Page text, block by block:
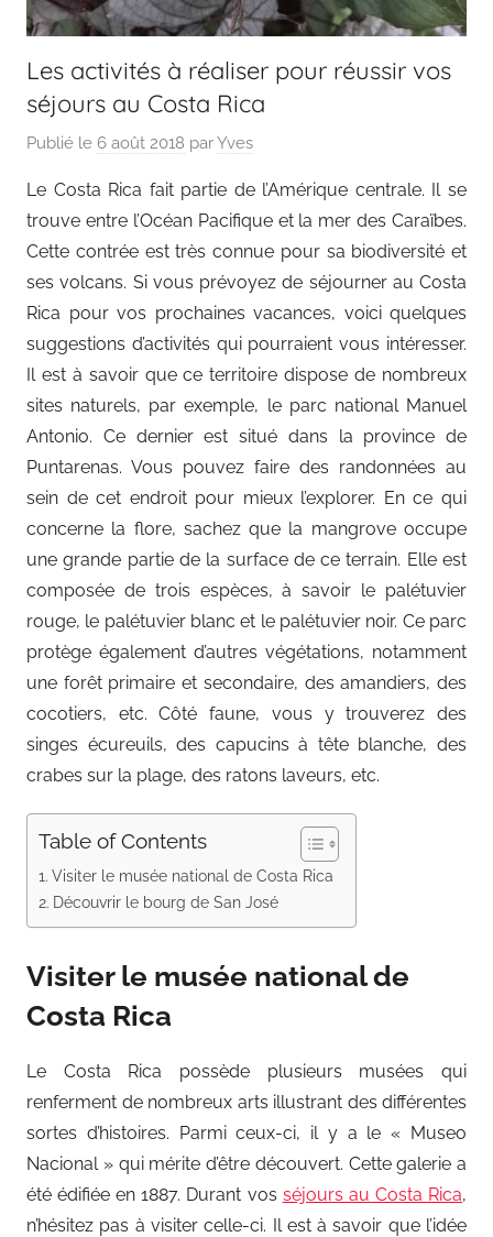
Les activités à réaliser pour réussir vos
séjours au Costa Rica
Publié le 6 août 2018 parYves
Le Costa Rica fait partie de l’Amérique centrale. Il se
trouve entre l’Océan Pacifique et la mer des Caraïbes.
Cette contrée est très connue pour sa biodiversité et
ses volcans. Si vous prévoyez de séjourner au Costa
Rica pour vos prochaines vacances, voici quelques
suggestions d’activités qui pourraient vous intéresser.
Il est à savoir que ce territoire dispose de nombreux
sites naturels, par exemple, le parc national Manuel
Antonio. Ce dernier est situé dans la province de
Puntarenas. Vous pouvez faire des randonnées au
sein de cet endroit pour mieux l’explorer. En ce qui
concerne la flore, sachez que la mangrove occupe
une grande partie de la surface de ce terrain. Elle est
composée de trois espèces, à savoir le palétuvier
rouge, le palétuvier blanc et le palétuvier noir. Ce parc
protège également d’autres végétations, notamment
une forêt primaire et secondaire, des amandiers, des
cocotiers, etc. Côté faune, vous y trouverez des
singes écureuils, des capucins à tête blanche, des
crabes sur la plage, des ratons laveurs, etc.
Table of Contents
Visiter le musée national de Costa Rica
Découvrir le bourg de San José
Visiter le musée national de
Costa Rica
Le Costa Rica possède plusieurs musées qui
renferment de nombreux arts illustrant des différentes
sortes d’histoires. Parmi ceux-ci, il y a le « Museo
Nacional » qui mérite d’être découvert. Cette galerie a
été édifiée en 1887. Durant vos séjours au Costa Rica,
n’hésitez pas à visiter celle-ci. Il est à savoir que l’idée